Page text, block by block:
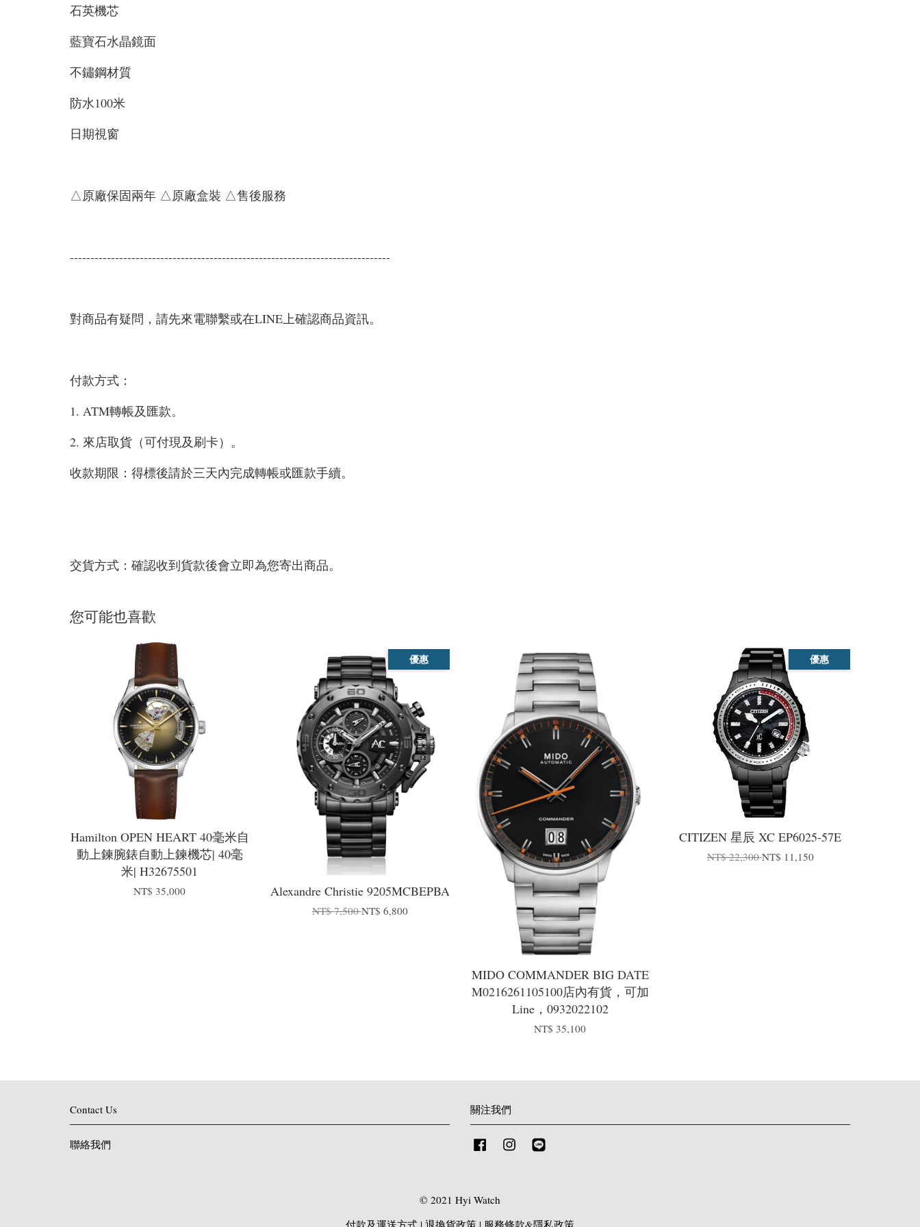
石英機芯
藍寶石水晶鏡面
不鏽鋼材質
防水100米
日期視窗
△原廠保固兩年 △原廠盒裝 △售後服務
------------------------------------------------------------------------------
對商品有疑問，請先來電聯繫或在LINE上確認商品資訊。
付款方式：
1. ATM轉帳及匯款。
2. 來店取貨（可付現及刷卡）。
收款期限：得標後請於三天內完成轉帳或匯款手續。
交貨方式：確認收到貨款後會立即為您寄出商品。
您可能也喜歡
Hamilton OPEN HEART 40毫米自
動上鍊腕錶自動上鍊機芯| 40毫
米| H32675501
NT$ 35,000
優惠
Alexandre Christie 9205MCBEPBA
NT$ 7,500NT$ 6,800
MIDO COMMANDER BIG DATE
M0216261105100店內有貨，可加
Line，0932022102
NT$ 35,100
優惠
CITIZEN 星辰 XC EP6025-57E
NT$ 22,300NT$ 11,150
Contact Us
聯絡我們
關注我們
FacebookInstagram
© 2021 Hyi Watch
付款及運送方式 | 退換貨政策 | 服務條款&隱私政策